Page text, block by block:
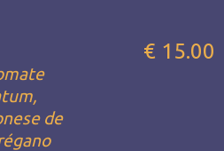
de
€ 15.00